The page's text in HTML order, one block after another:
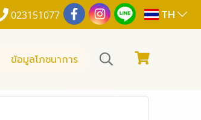
023151077 TH
ข้อมูลโภชนาการ